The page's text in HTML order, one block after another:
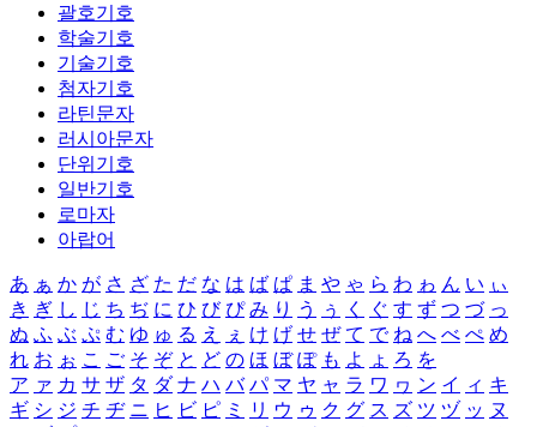
괄호기호
학술기호
기술기호
첨자기호
라틴문자
러시아문자
단위기호
일반기호
로마자
아랍어
あ ぁ か が さ ざ た だ な は ば ぱ ま や ゃ ら わ ゎ ん い ぃ
き ぎ し じ ち ぢ に ひ び ぴ み り う ぅ く ぐ す ず つ づ っ
ぬ ふ ぶ ぷ む ゆ ゅ る え ぇ け げ せ ぜ て で ね へ べ ぺ め
れ お ぉ こ ご そ ぞ と ど の ほ ぼ ぽ も よ ょ ろ を
ア ァ カ サ ザ タ ダ ナ ハ バ パ マ ヤ ャ ラ ワ ヮ ン イ ィ キ
ギ シ ジ チ ヂ ニ ヒ ビ ピ ミ リ ウ ゥ ク グ ス ズ ツ ヅ ッ ヌ